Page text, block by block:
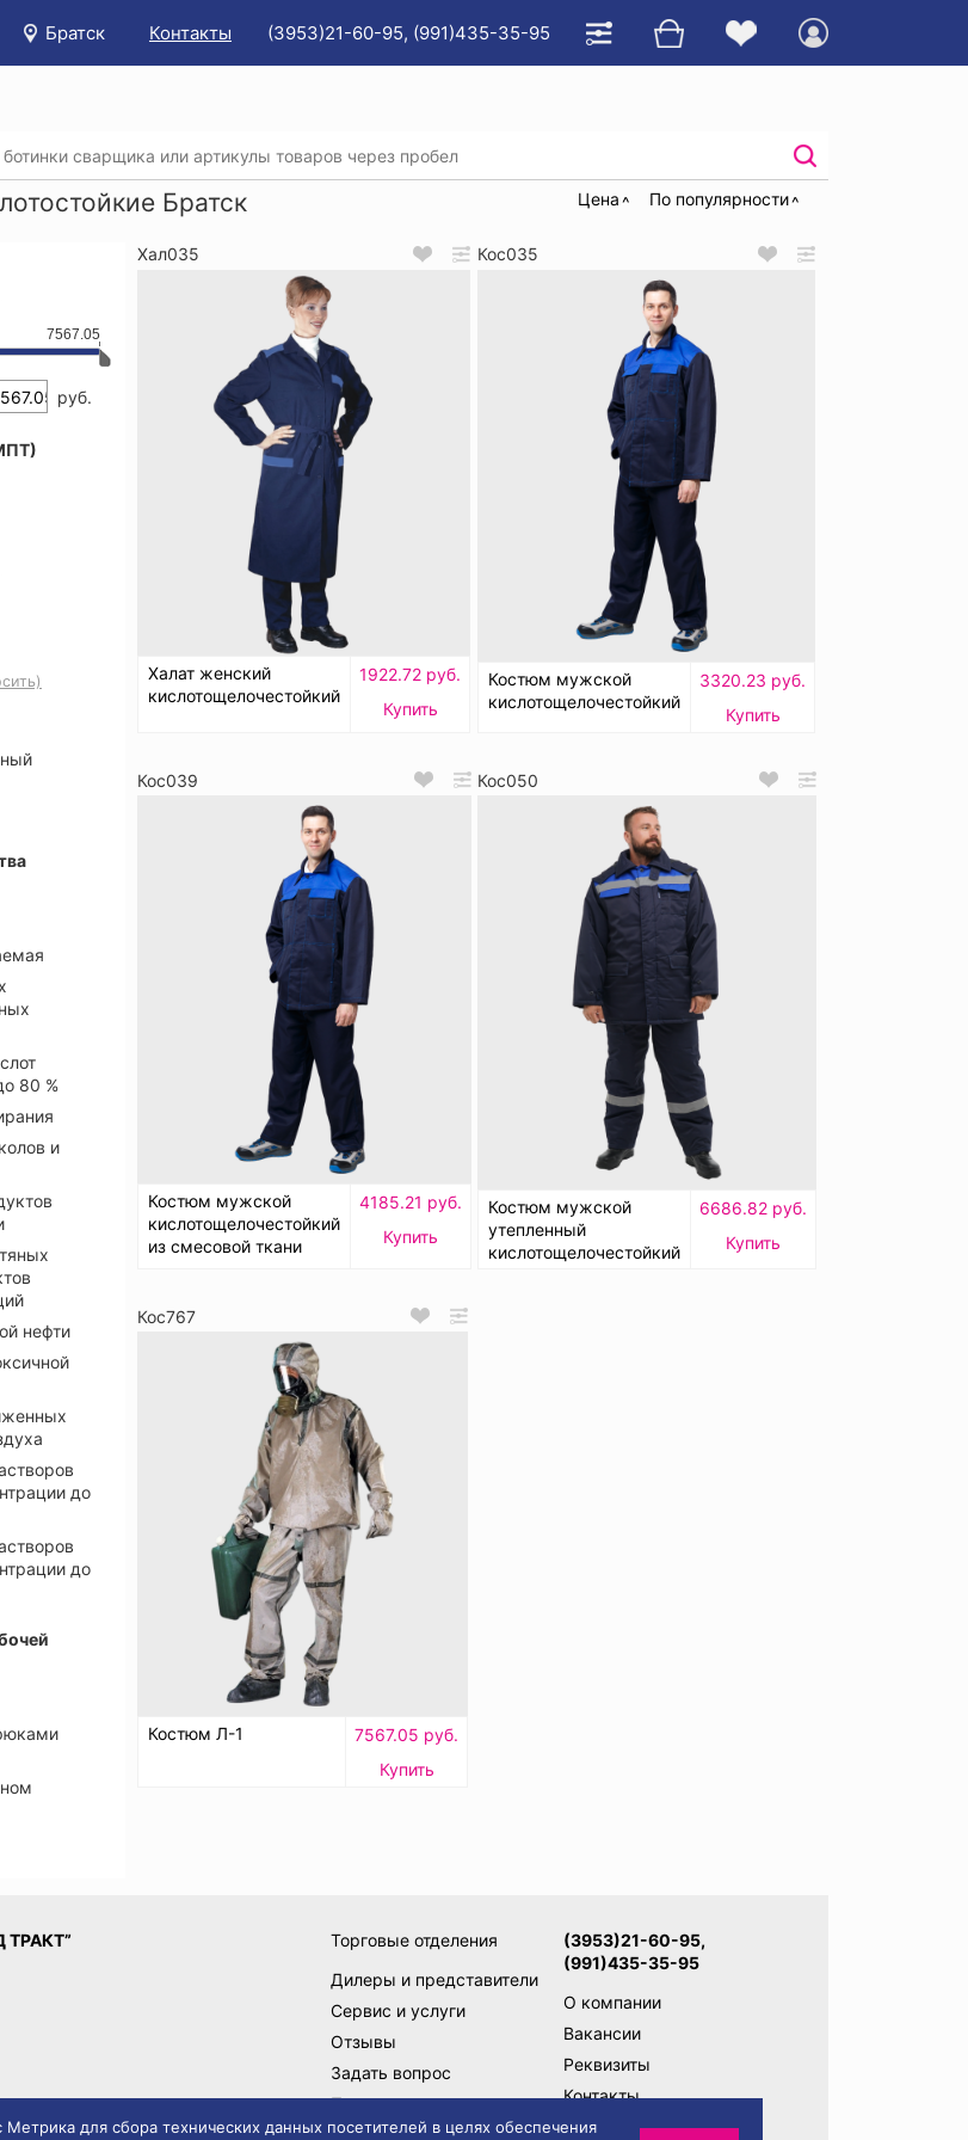
для сбора технических данных посетителей в целях обеспечения
Братск Контакты (3953)21-60-95, (991)435-35-95
Братск Цена По популярности
7567.05
руб.
80 %
и
нефти
до
до
Хал035
Халат женский
кислотощелочестойкий
1922.72 руб.
Купить
Кос035
Костюм мужской
кислотощелочестойкий
3320.23 руб.
Купить
Кос039
Костюм мужской
кислотощелочестойкий
из смесовой ткани
4185.21 руб.
Купить
Кос050
Костюм мужской
утепленный
кислотощелочестойкий
6686.82 руб.
Купить
Кос767
Костюм Л-1
7567.05 руб.
Купить
ТРАКТ”
Торговые отделения
Дилеры и представители
Сервис и услуги
Отзывы
Задать вопрос
Поставщикам
(3953)21-60-95,
(991)435-35-95
О компании
Вакансии
Реквизиты
Контакты
Написать директору